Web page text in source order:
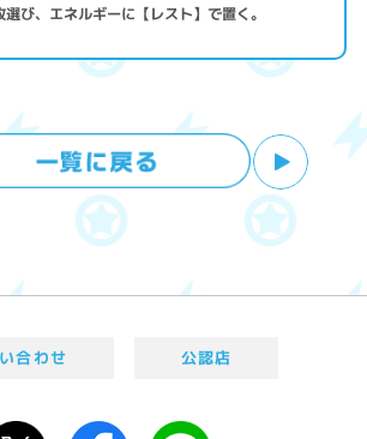
び、エネルギーに【レスト】で置く。
合わせ 公認店